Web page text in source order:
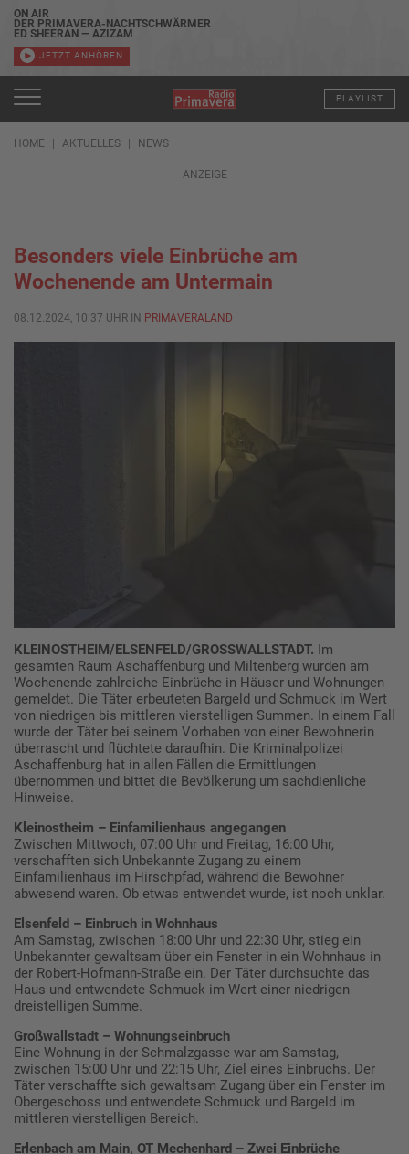
ON AIR
DER PRIMAVERA-NACHTSCHWÄRMER
ED SHEERAN — AZIZAM
JETZT ANHÖREN
PLAYLIST
HOME AKTUELLES NEWS
ANZEIGE
Besonders viele Einbrüche am
Wochenende am Untermain
08.12.2024, 10:37 UHR IN PRIMAVERALAND
KLEINOSTHEIM/ELSENFELD/GROSSWALLSTADT. Im
gesamten Raum Aschaffenburg und Miltenberg wurden am
Wochenende zahlreiche Einbrüche in Häuser und Wohnungen
gemeldet. Die Täter erbeuteten Bargeld und Schmuck im Wert
von niedrigen bis mittleren vierstelligen Summen. In einem Fall
wurde der Täter bei seinem Vorhaben von einer Bewohnerin
überrascht und flüchtete daraufhin. Die Kriminalpolizei
Aschaffenburg hat in allen Fällen die Ermittlungen
übernommen und bittet die Bevölkerung um sachdienliche
Hinweise.
Kleinostheim – Einfamilienhaus angegangen
Zwischen Mittwoch, 07:00 Uhr und Freitag, 16:00 Uhr,
verschafften sich Unbekannte Zugang zu einem
Einfamilienhaus im Hirschpfad, während die Bewohner
abwesend waren. Ob etwas entwendet wurde, ist noch unklar.
Elsenfeld – Einbruch in Wohnhaus
Am Samstag, zwischen 18:00 Uhr und 22:30 Uhr, stieg ein
Unbekannter gewaltsam über ein Fenster in ein Wohnhaus in
der Robert-Hofmann-Straße ein. Der Täter durchsuchte das
Haus und entwendete Schmuck im Wert einer niedrigen
dreistelligen Summe.
Großwallstadt – Wohnungseinbruch
Eine Wohnung in der Schmalzgasse war am Samstag,
zwischen 15:00 Uhr und 22:15 Uhr, Ziel eines Einbruchs. Der
Täter verschaffte sich gewaltsam Zugang über ein Fenster im
Obergeschoss und entwendete Schmuck und Bargeld im
mittleren vierstelligen Bereich.
Erlenbach am Main, OT Mechenhard – Zwei Einbrüche